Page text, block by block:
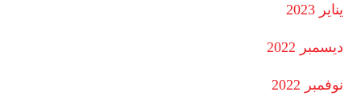
يناير 2023
ديسمبر 2022
نوفمبر 2022